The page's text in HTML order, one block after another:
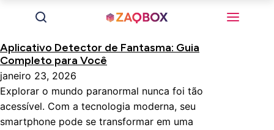
Aplicativo Detector de Fantasma: Guia
Completo para Você
janeiro 23, 2026
Explorar o mundo paranormal nunca foi tão
acessível. Com a tecnologia moderna, seu
smartphone pode se transformar em uma